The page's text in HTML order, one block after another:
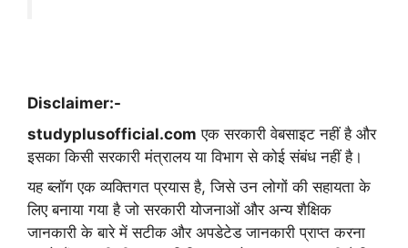
Disclaimer:-
studyplusofficial.com एक सरकारी वेबसाइट नहीं है और
इसका किसी सरकारी मंत्रालय या विभाग से कोई संबंध नहीं है।
यह ब्लॉग एक व्यक्तिगत प्रयास है, जिसे उन लोगों की सहायता के
लिए बनाया गया है जो सरकारी योजनाओं और अन्य शैक्षिक
जानकारी के बारे में सटीक और अपडेटेड जानकारी प्राप्त करना